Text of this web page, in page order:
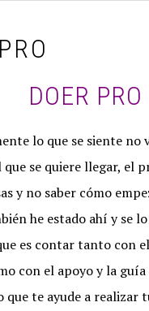
DOER PRO
lo que se siente no
que se quiere llegar, el
y no saber cómo
he estado ahí y se
es contar tanto con
con el apoyo y la
te ayude a realizar